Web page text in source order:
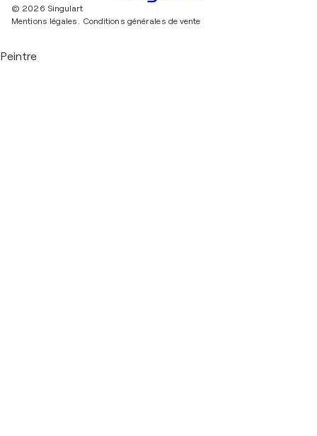
© 2026 Singulart
Mentions légales. Conditions générales de vente
Peintre